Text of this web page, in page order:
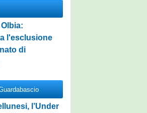
l'esclusione
di
l’Under